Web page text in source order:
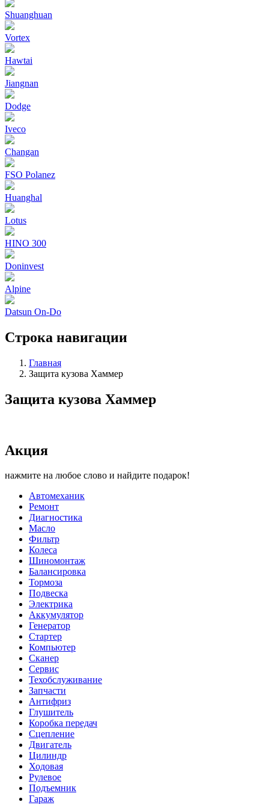
Shuanghuan
Vortex
Hawtai
Jiangnan
Dodge
Iveco
Changan
FSO Polanez
Huanghal
Lotus
HINO 300
Doninvest
Alpine
Datsun On-Do
Строка навигации
Главная
Защита кузова Хаммер
Защита кузова Хаммер
Акция
нажмите на любое слово и найдите подарок!
Автомеханик
Ремонт
Диагностика
Масло
Фильтр
Колеса
Шиномонтаж
Балансировка
Тормоза
Подвеска
Электрика
Аккумулятор
Генератор
Стартер
Компьютер
Сканер
Сервис
Техобслуживание
Запчасти
Антифриз
Глушитель
Коробка передач
Сцепление
Двигатель
Цилиндр
Ходовая
Рулевое
Подъемник
Гараж